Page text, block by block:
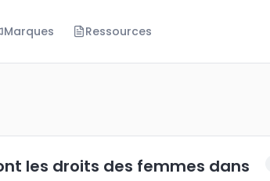
Marques Ressources
des femmes dans le monde ?
fortement selon les pays 🌎. Accès à
les droits des femmes dans